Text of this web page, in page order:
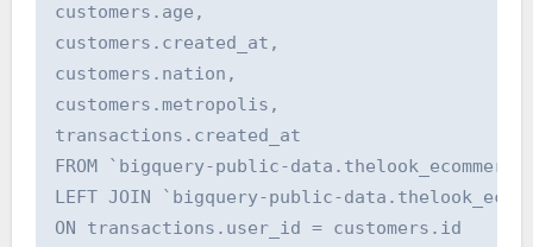
customers.age,
customers.created_at,
customers.nation,
customers.metropolis,
transactions.created_at
FROM `bigquery-public-
LEFT JOIN `bigquery-public-
ON transactions.user_id = customers.id